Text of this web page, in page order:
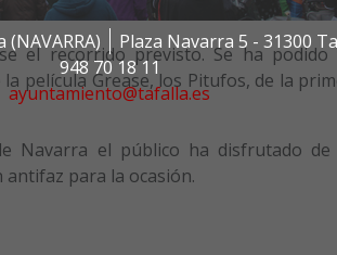
Plaza Navarra 5 - 31300
948 70 18 11
ayuntamiento@tafalla.es
el recorrido previsto. Se ha podido
película Grease, los Pitufos, de la
Navarra el público ha disfrutado de
antifaz para la ocasión.